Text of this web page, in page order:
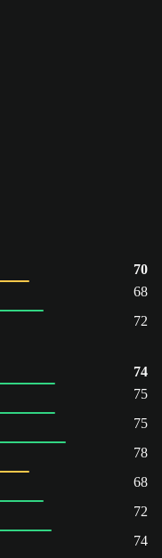
70
68
72
74
75
75
78
68
72
74